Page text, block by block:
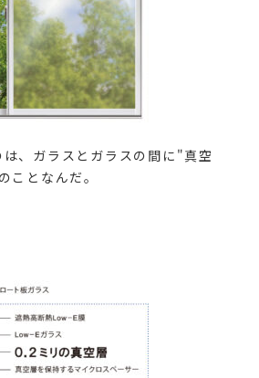
、ガラスとガラスの間に"真空
ことなんだ。